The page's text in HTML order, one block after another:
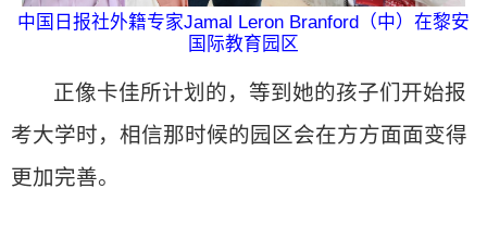
中国日报社外籍专家Jamal Leron Branford（中）在黎安
国际教育园区
正像卡佳所计划的，等到她的孩子们开始报
考大学时，相信那时候的园区会在方方面面变得
更加完善。